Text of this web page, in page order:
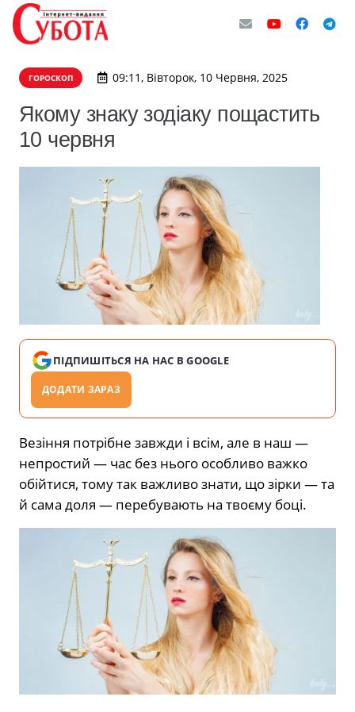
ГОРОСКОП 09:11, Вівторок, 10 Червня, 2025
Якому знаку зодіаку пощастить
10 червня
ПІДПИШІТЬСЯ НА НАС В GOOGLE
ДОДАТИ ЗАРАЗ
Везіння потрібне завжди і всім, але в наш —
непростий — час без нього особливо важко
обійтися, тому так важливо знати, що зірки — та
й сама доля — перебувають на твоєму боці.